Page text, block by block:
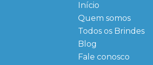
Início
Quem somos
← Back
FAQ
Sitemap
Todos os Brindes
← Back
Agendas
Personalizadas
Personalizado
Blog
Fale conosco